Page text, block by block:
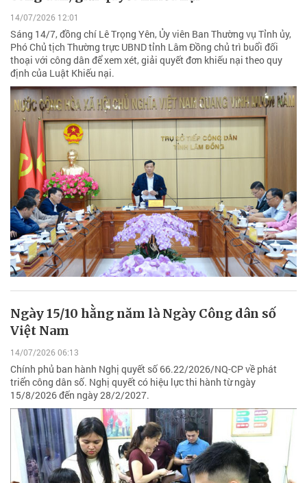
14/07/2026 12:01
Sáng 14/7, đồng chí Lê Trọng Yên, Ủy viên Ban Thường vụ Tỉnh ủy,
Phó Chủ tịch Thường trực UBND tỉnh Lâm Đồng chủ trì buổi đối
thoại với công dân để xem xét, giải quyết đơn khiếu nại theo quy
định của Luật Khiếu nại.
Ngày 15/10 hằng năm là Ngày Công dân số
Việt Nam
14/07/2026 06:13
Chính phủ ban hành Nghị quyết số 66.22/2026/NQ-CP về phát
triển công dân số. Nghị quyết có hiệu lực thi hành từ ngày
15/8/2026 đến ngày 28/2/2027.